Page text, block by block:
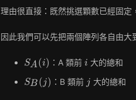
理由很直接：既然挑選顆數已經固定
因此我們可以先把兩個陣列各自由大
S_A(i)
SA(i) ：A 類前 i
i 大的總和
S_B(j)
SB(j) ：B 類前 jj 大的總和